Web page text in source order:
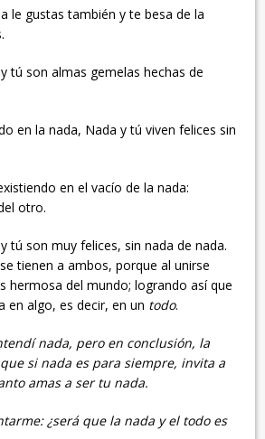
le gustas también y te besa de la
tú son almas gemelas hechas de
en la nada, Nada y tú viven felices sin
en el vacío de la nada:
otro.
tú son muy felices, sin nada de nada.
tienen a ambos, porque al unirse
hermosa del mundo; logrando así que
en algo, es decir, en un todo.
nada, pero en conclusión, la
si nada es para siempre, invita a
amas a ser tu nada.
¿será que la nada y el todo es